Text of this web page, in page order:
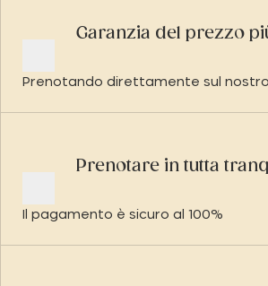
Garanzia del prezzo
Prenotando direttamente sul
Prenotare in tutta
Il pagamento è sicuro al 100%